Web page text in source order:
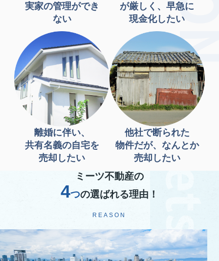
実家の管理ができ
ない
が厳しく、早急に
現金化したい
離婚に伴い、
共有名義の自宅を
売却したい
他社で断られた
物件だが、なんとか
売却したい
ミーツ不動産の
4つの選ばれる理由！
REASON